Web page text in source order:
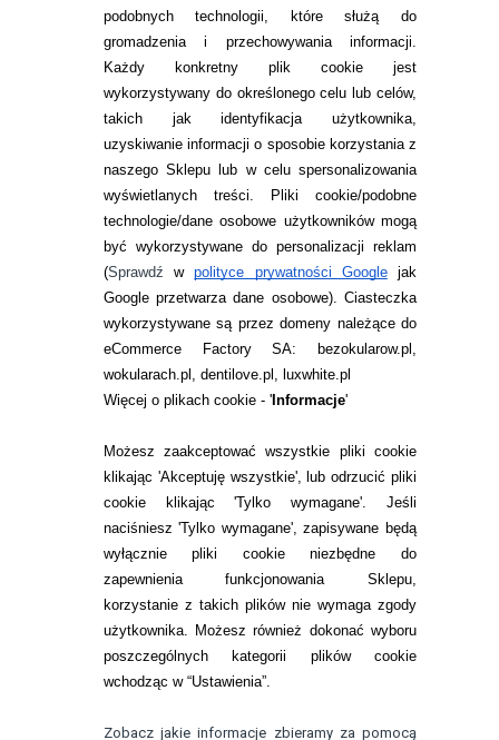
podobnych technologii, które służą do
gromadzenia i przechowywania informacji.
Każdy konkretny plik cookie jest
wykorzystywany do określonego celu lub celów,
takich jak identyfikacja użytkownika,
uzyskiwanie informacji o sposobie korzystania z
naszego Sklepu lub w celu spersonalizowania
wyświetlanych treści.
Pliki cookie/podobne
technologie/dane osobowe użytkowników mogą
być wykorzystywane do personalizacji reklam
(Sprawdźwpolityce prywatności Googlejak
Google przetwarza dane osobowe). Ciasteczka
wykorzystywane są przez domeny należące do
eCommerce Factory SA: bezokularow.pl,
wokularach.pl, dentilove.pl, luxwhite.pl
Więcej o plikach cookie - 'Informacje'
Możesz zaakceptować wszystkie pliki cookie
klikając 'Akceptuję wszystkie', lub odrzucić pliki
cookie klikając 'Tylko wymagane'. Jeśli
naciśniesz 'Tylko wymagane', zapisywane będą
wyłącznie pliki cookie niezbędne do
zapewnienia funkcjonowania Sklepu,
korzystanie z takich plików nie wymaga zgody
użytkownika. Możesz również dokonać wyboru
poszczególnych kategorii plików cookie
wchodząc w “Ustawienia”.
Zobacz jakie informacje zbieramy za pomocą
INFORMACJE KONTAKTOWE
JAK ZAMAWIAĆ?
ZWROTY I REKLAMACJA
WARUNKI ZAKUPÓW
RANKINGI SOCZEWEK
SOCZEWKI KOLOROWE
Zwrot (odstąpienie od umowy)
ZMIEŃ USTAWIENIA ZGODY NA CIASTECZKA
KONTAKT
telefon:
22 113 44 42
telefon:
732 08 08 72